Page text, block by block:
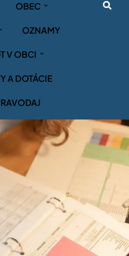
OBEC
OZNAMY
V OBCI
A DOTÁCIE